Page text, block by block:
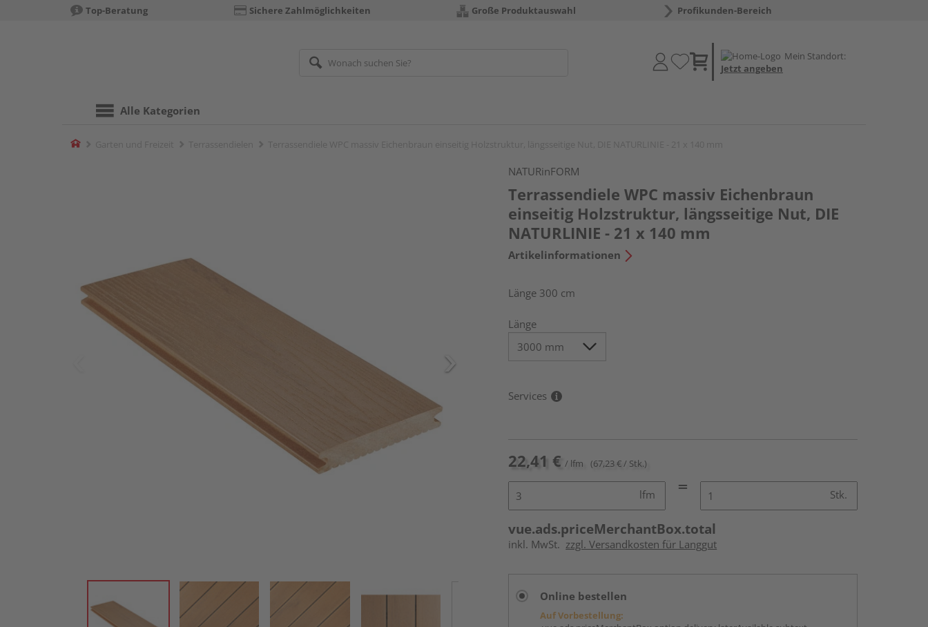
Top-Beratung Sichere Zahlmöglichkeiten Große Produktauswahl Profikunden-Bereich
Mein Standort:
Jetzt angeben
Alle Kategorien
Home
NATURinFORM
Terrassendiele WPC massiv Eichenbraun
einseitig Holzstruktur, längsseitige Nut, DIE
NATURLINIE - 21 x 140 mm
Artikelinformationen
Länge 300 cm
Länge
Services
22,41 € / lfm (67,23 € / Stk.)
lfm Stk.
vue.ads.priceMerchantBox.total
inkl. MwSt. zzgl. Versandkosten für Langgut
Online bestellen
Auf Vorbestellung: